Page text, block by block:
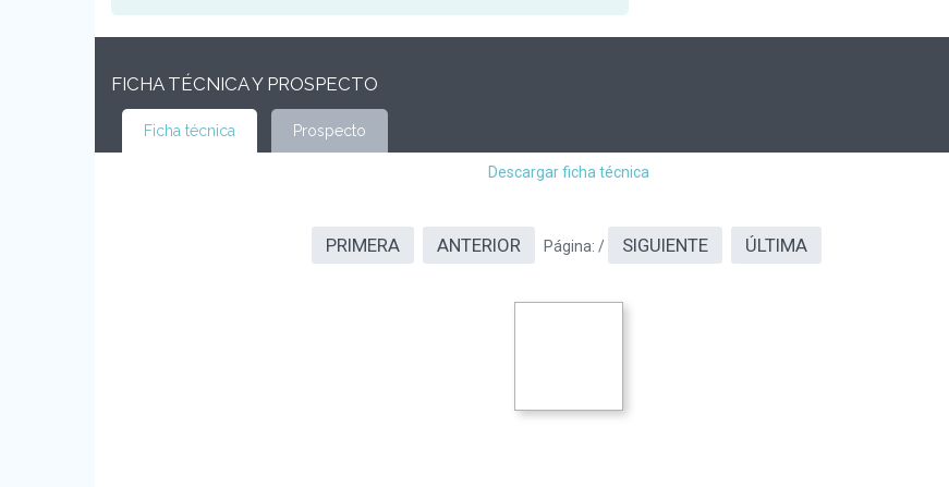
FICHA TÉCNICA Y PROSPECTO
Ficha técnica Prospecto
Descargar ficha técnica
PRIMERA ANTERIOR Página: / SIGUIENTE ÚLTIMA